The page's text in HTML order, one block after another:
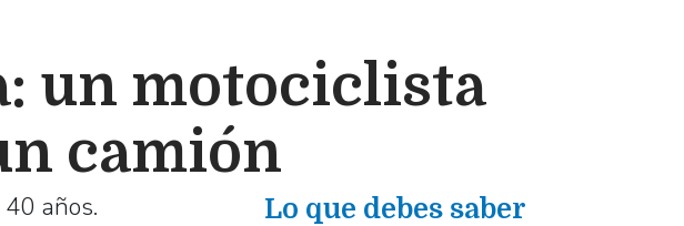
un motociclista
camión
años. Lo que debes saber